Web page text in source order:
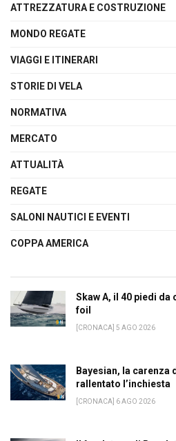
ATTREZZATURA E COSTRUZIONE
MONDO REGATE
VIAGGI E ITINERARI
STORIE DI VELA
NORMATIVA
MERCATO
ATTUALITÀ
REGATE
SALONI NAUTICI E EVENTI
COPPA AMERICA
Skaw A, il 40 piedi
foil
[CRONACA] 5 AGO 2026
Bayesian, la carenza
rallentato l’inchiesta
[CRONACA] 6 AGO 2026